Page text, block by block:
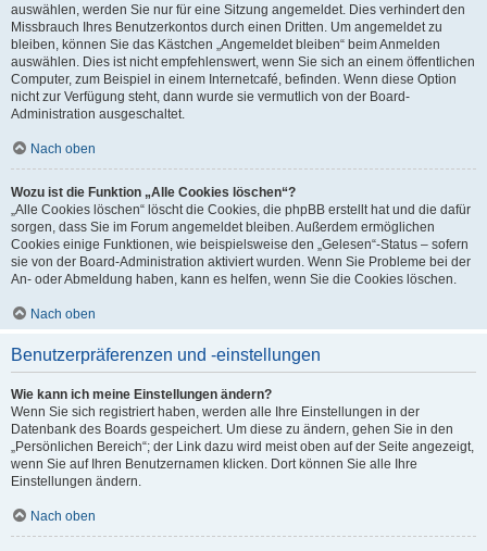
auswählen, werden Sie nur für eine Sitzung angemeldet. Dies verhindert den
Missbrauch Ihres Benutzerkontos durch einen Dritten. Um angemeldet zu
bleiben, können Sie das Kästchen „Angemeldet bleiben“ beim Anmelden
auswählen. Dies ist nicht empfehlenswert, wenn Sie sich an einem öffentlichen
Computer, zum Beispiel in einem Internetcafé, befinden. Wenn diese Option
nicht zur Verfügung steht, dann wurde sie vermutlich von der Board-
Administration ausgeschaltet.
Nach oben
Wozu ist die Funktion „Alle Cookies löschen“?
„Alle Cookies löschen“ löscht die Cookies, die phpBB erstellt hat und die dafür
sorgen, dass Sie im Forum angemeldet bleiben. Außerdem ermöglichen
Cookies einige Funktionen, wie beispielsweise den „Gelesen“-Status – sofern
sie von der Board-Administration aktiviert wurden. Wenn Sie Probleme bei der
An- oder Abmeldung haben, kann es helfen, wenn Sie die Cookies löschen.
Nach oben
Benutzerpräferenzen und -einstellungen
Wie kann ich meine Einstellungen ändern?
Wenn Sie sich registriert haben, werden alle Ihre Einstellungen in der
Datenbank des Boards gespeichert. Um diese zu ändern, gehen Sie in den
„Persönlichen Bereich“; der Link dazu wird meist oben auf der Seite angezeigt,
wenn Sie auf Ihren Benutzernamen klicken. Dort können Sie alle Ihre
Einstellungen ändern.
Nach oben